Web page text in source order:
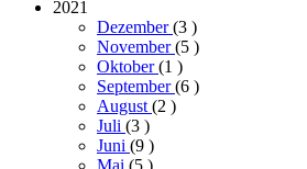
2021
Dezember(3 )
November(5 )
Oktober(1 )
September(6 )
August(2 )
Juli (3 )
Juni (9 )